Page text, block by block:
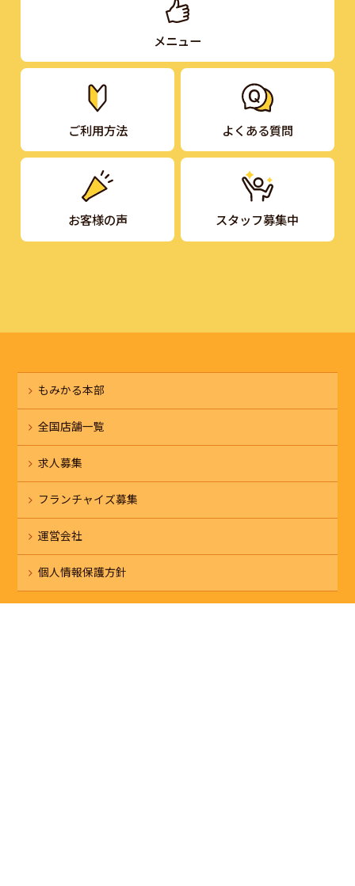
メニュー
ご利用方法 よくある質問
お客様の声 スタッフ募集中
もみかる本部
全国店舗一覧
求人募集
フランチャイズ募集
運営会社
個人情報保護方針